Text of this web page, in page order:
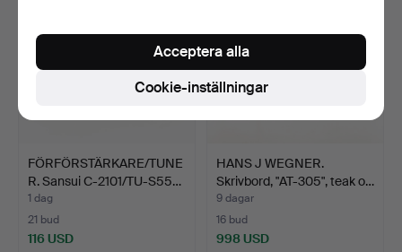
FÖRFÖRSTÄRKARE/TUNE
R. Sansui C-2101/TU-S55…
1 dag
21 bud
116 USD
HANS J WEGNER.
Skrivbord, "AT-305", teak o…
9 dagar
16 bud
998 USD
Cookie-inställningar
Acceptera alla